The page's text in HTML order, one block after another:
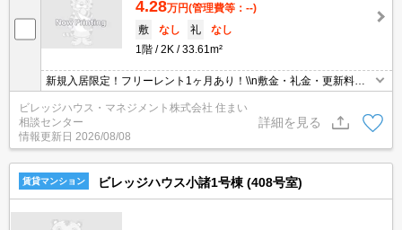
4.28万円(管理費等：--)
敷
なし 礼
なし
1階
2K 33.61m²
新規入居限定！フリーレント1ヶ月あり！\\n敷金・礼金・更新料・
鍵交換手数料0円！※契約内容や審査の結果、敷金をお預かりする
場合がございます。
ビレッジハウス・マネジメント株式会社 住まい
相談センター
情報更新日 2026/08/08
詳細を見る
賃貸マンション ビレッジハウス小諸1号棟 (408号室)